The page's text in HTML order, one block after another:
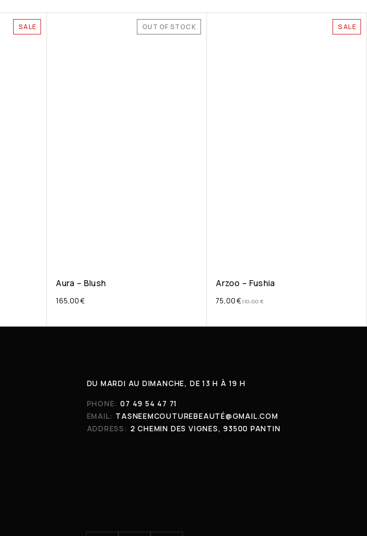
SALE OUT OF STOCK
Aura – Blush
165,00€
SALE
Arzoo – Fushia
110,00€
75,00€
DU MARDI AU DIMANCHE, DE 13 H À 19 H
PHONE: 07 49 54 47 71
EMAIL: TASNEEMCOUTUREBEAUTÉ@GMAIL.COM
ADDRESS: 2 CHEMIN DES VIGNES, 93500 PANTIN